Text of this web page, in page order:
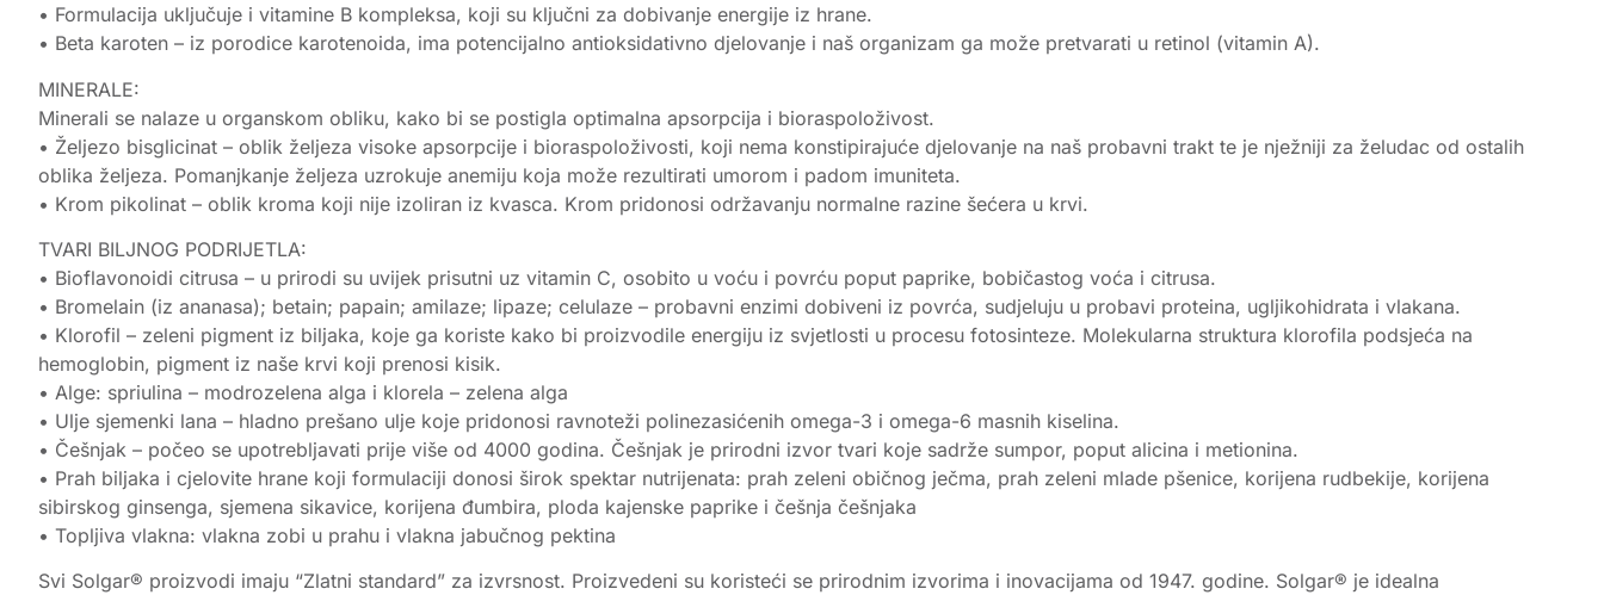
• Formulacija uključuje i vitamine B kompleksa, koji su ključni za dobivanje energije iz hrane.
• Beta karoten – iz porodice karotenoida, ima potencijalno antioksidativno djelovanje i naš organizam ga može pretvarati u retinol (vitamin A).
MINERALE:
Minerali se nalaze u organskom obliku, kako bi se postigla optimalna apsorpcija i bioraspoloživost.
• Željezo bisglicinat – oblik željeza visoke apsorpcije i bioraspoloživosti, koji nema konstipirajuće djelovanje na naš probavni trakt te je nježniji za želudac od ostalih
oblika željeza. Pomanjkanje željeza uzrokuje anemiju koja može rezultirati umorom i padom imuniteta.
• Krom pikolinat – oblik kroma koji nije izoliran iz kvasca. Krom pridonosi održavanju normalne razine šećera u krvi.
TVARI BILJNOG PODRIJETLA:
• Bioflavonoidi citrusa – u prirodi su uvijek prisutni uz vitamin C, osobito u voću i povrću poput paprike, bobičastog voća i citrusa.
• Bromelain (iz ananasa); betain; papain; amilaze; lipaze; celulaze – probavni enzimi dobiveni iz povrća, sudjeluju u probavi proteina, ugljikohidrata i vlakana.
• Klorofil – zeleni pigment iz biljaka, koje ga koriste kako bi proizvodile energiju iz svjetlosti u procesu fotosinteze. Molekularna struktura klorofila podsjeća na
hemoglobin, pigment iz naše krvi koji prenosi kisik.
• Alge: spriulina – modrozelena alga i klorela – zelena alga
• Ulje sjemenki lana – hladno prešano ulje koje pridonosi ravnoteži polinezasićenih omega-3 i omega-6 masnih kiselina.
• Češnjak – počeo se upotrebljavati prije više od 4000 godina. Češnjak je prirodni izvor tvari koje sadrže sumpor, poput alicina i metionina.
• Prah biljaka i cjelovite hrane koji formulaciji donosi širok spektar nutrijenata: prah zeleni običnog ječma, prah zeleni mlade pšenice, korijena rudbekije, korijena
sibirskog ginsenga, sjemena sikavice, korijena đumbira, ploda kajenske paprike i češnja češnjaka
• Topljiva vlakna: vlakna zobi u prahu i vlakna jabučnog pektina
Svi Solgar® proizvodi imaju “Zlatni standard” za izvrsnost. Proizvedeni su koristeći se prirodnim izvorima i inovacijama od 1947. godine. Solgar® je idealna